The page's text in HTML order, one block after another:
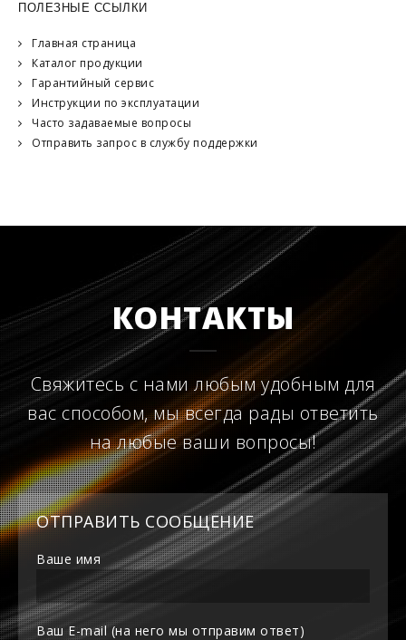
ПОЛЕЗНЫЕ ССЫЛКИ
Главная страница
Каталог продукции
Гарантийный сервис
Инструкции по эксплуатации
Часто задаваемые вопросы
Отправить запрос в службу поддержки
КОНТАКТЫ
Свяжитесь с нами любым удобным для
вас способом, мы всегда рады ответить
на любые ваши вопросы!
ОТПРАВИТЬ СООБЩЕНИЕ
Ваше имя
Ваш E-mail (на него мы отправим ответ)